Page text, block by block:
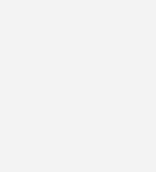
im Programm. Der Body aus leichtem
Wärme an noch kühlen Tagen im
Polyester-Elastan-Gewebe an Armen und
an